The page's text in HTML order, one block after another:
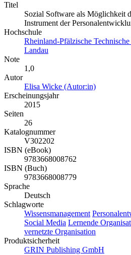
Titel
Sozial Software als Möglichkeit
Instrument der
Hochschule
Rheinland-Pfälzische
Landau
Note
1,0
Autor
Elisa Wicke (Autor:in)
Erscheinungsjahr
2015
Seiten
26
Katalognummer
V302202
ISBN (eBook)
9783668008762
ISBN (Buch)
9783668008779
Sprache
Deutsch
Schlagworte
Wissensmanagement
Social Media Lernende
vernetzte Organisation
Produktsicherheit
GRIN Publishing GmbH